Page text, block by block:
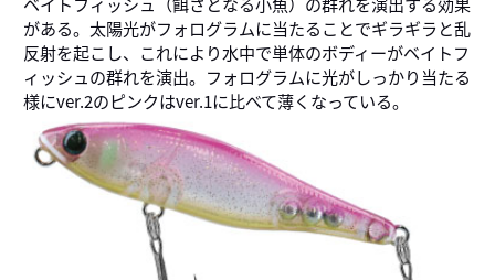
がある。太陽光がフォログラムに当たることでギラギラと乱
反射を起こし、これにより水中で単体のボディーがベイトフ
ィッシュの群れを演出。フォログラムに光がしっかり当たる
様にver.2のピンクはver.1に比べて薄くなっている。